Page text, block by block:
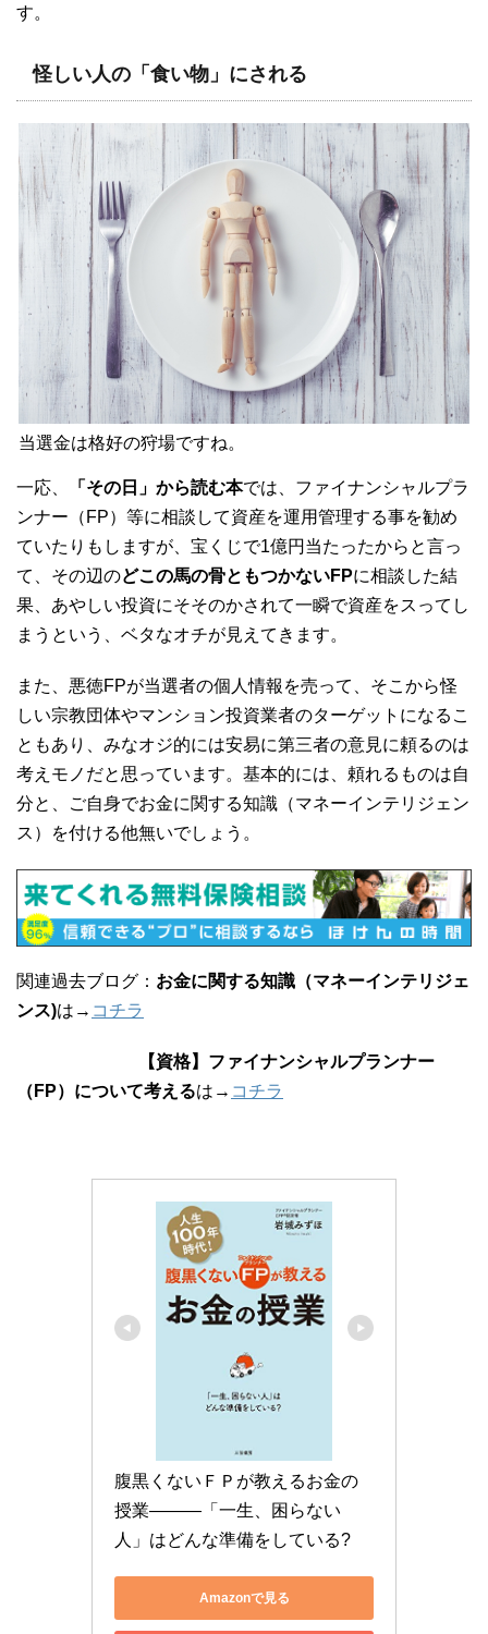
す。
怪しい人の「食い物」にされる
当選金は格好の狩場ですね。
一応、 「その日」から読む本では、ファイナンシャルプラ
ンナー（FP）等に相談して資産を運用管理する事を勧め
ていたりもしますが、宝くじで1億円当たったからと言っ
て、その辺のどこの馬の骨ともつかないFPに相談した結
果、あやしい投資にそそのかされて一瞬で資産をスってし
まうという、ベタなオチが見えてきます。
また、悪徳FPが当選者の個人情報を売って、そこから怪
しい宗教団体やマンション投資業者のターゲットになるこ
ともあり、みなオジ的には安易に第三者の意見に頼るのは
考えモノだと思っています。基本的には、頼れるものは自
分と、ご自身でお金に関する知識（マネーインテリジェン
ス）を付ける他無いでしょう。
関連過去ブログ： お金に関する知識（マネーインテリジェ
ンス)は→ コチラ
【資格】ファイナンシャルプランナー
（FP）について考えるは→ コチラ
腹黒くないＦＰが教えるお金の
授業―――「一生、困らない
人」はどんな準備をしている?
Amazonで見る